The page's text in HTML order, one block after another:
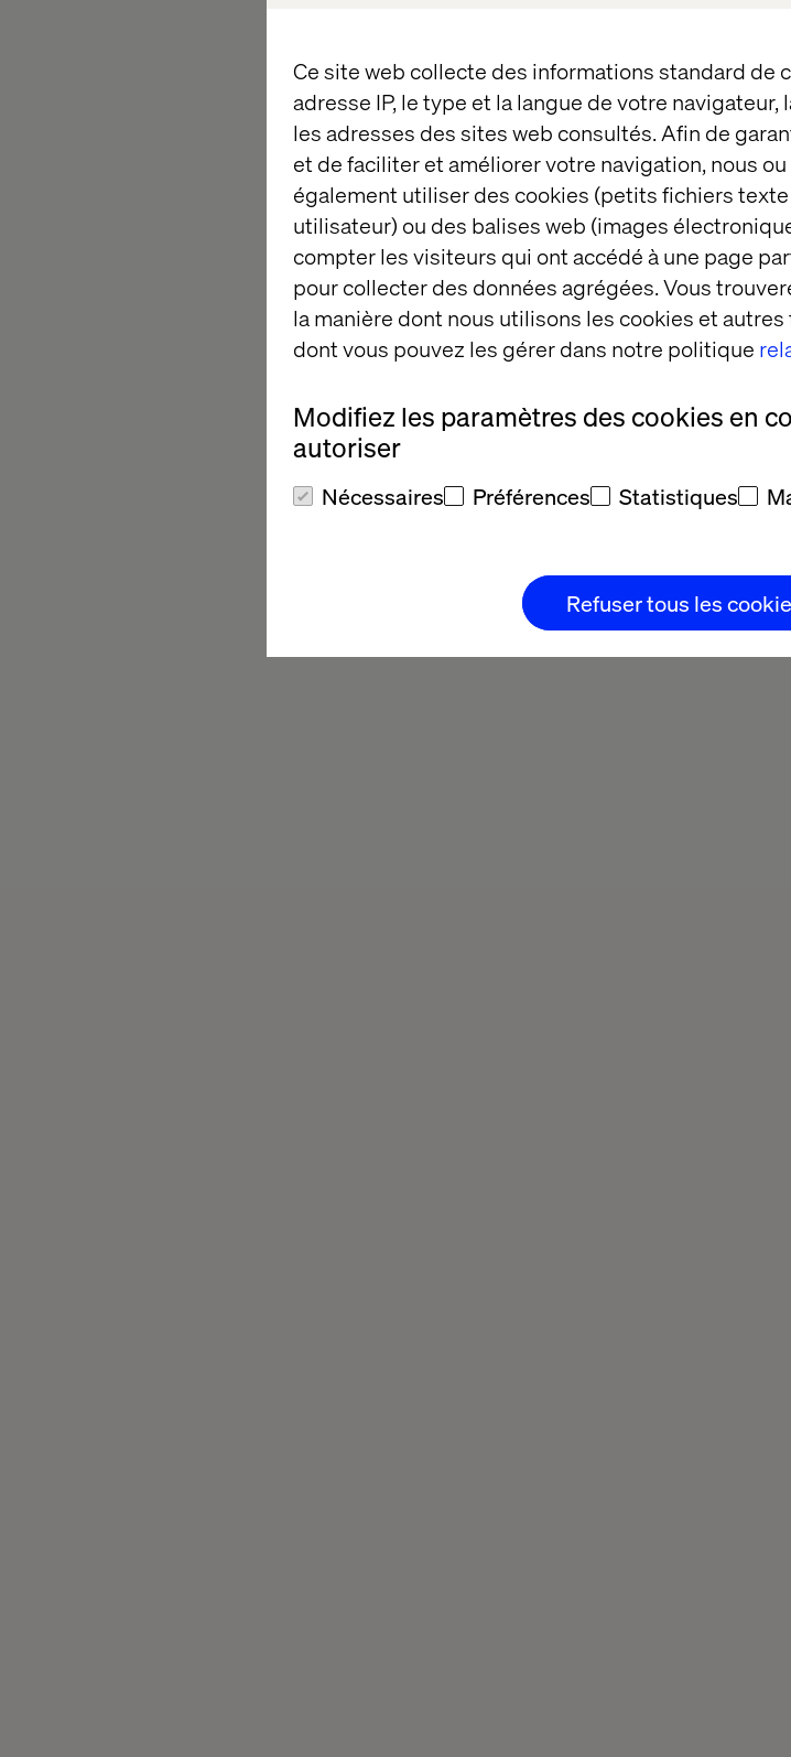
Ce site web collecte des informations standard de
adresse IP, le type et la langue de votre
les adresses des sites web consultés. Afin de
et de faciliter et améliorer votre navigation, nous
également utiliser des cookies (petits fichiers
utilisateur) ou des balises web (images
compter les visiteurs qui ont accédé à une page
pour collecter des données agrégées. Vous
la manière dont nous utilisons les cookies et
dont vous pouvez les gérer dans notre politique
Modifiez les paramètres des cookies en
autoriser
Nécessaires Préférences Statistiques
Refuser tous les